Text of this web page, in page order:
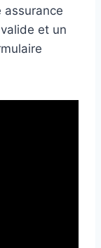
assurance
et un